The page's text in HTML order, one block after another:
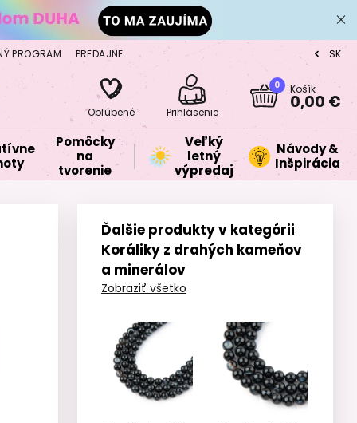
PROGRAM PREDAJNE CZ
SK
Obľúbené Prihlásenie
0 Košík
0,00 €
Pomôcky
na
tvorenie
Veľký
letný
výpredaj
Návody &
Inšpirácia
Ďalšie produkty v kategórii
Koráliky z drahých kameňov
a minerálov
Zobraziť všetko